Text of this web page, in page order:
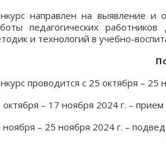
направлен на выявление и
педагогических
и технологий в учебно-
проводится с 25 октября – 25
октября – 17 ноября 2024 г. –
ноября – 25 ноября 2024 г. –